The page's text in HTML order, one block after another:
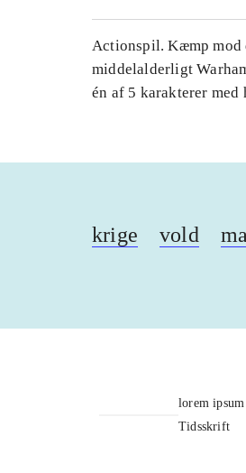
Actionspil. Kæmp mod
middelalderligt
én af 5 karakterer med
krige vold
lorem
Tidsskrift